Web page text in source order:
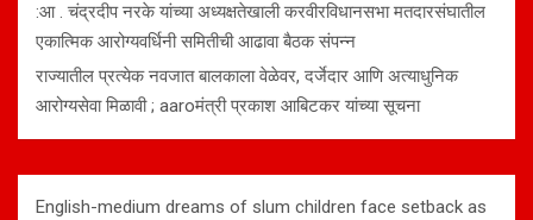
:आ . चंद्रदीप नरके यांच्या अध्यक्षतेखाली करवीरविधानसभा मतदारसंघातील
एकात्मिक आरोग्यवर्धिनी समितीची आढावा बैठक संपन्न
राज्यातील प्रत्येक नवजात बालकाला वेळेवर, दर्जेदार आणि अत्याधुनिक
आरोग्यसेवा मिळावी ; aaroमंत्री प्रकाश आबिटकर यांच्या सूचना
English-medium dreams of slum children face setback as